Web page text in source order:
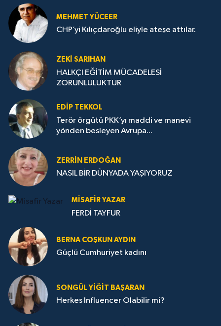
MEHMET YÜCEER
CHP’yi Kılıçdaroğlu eliyle ateşe attılar.
ZEKI SARIHAN
HALKÇI EĞİTİM MÜCADELESİ
ZORUNLULUKTUR
EDIP TEKKOL
Terör örgütü PKK’yı maddi ve manevi
yönden besleyen Avrupa...
ZERRIN ERDOĞAN
NASIL BİR DÜNYADA YAŞIYORUZ
MISAFIR YAZAR
FERDİ TAYFUR
BERNA COŞKUN AYDIN
Güçlü Cumhuriyet kadını
SONGÜL YIĞIT BAŞARAN
Herkes Influencer Olabilir mi?